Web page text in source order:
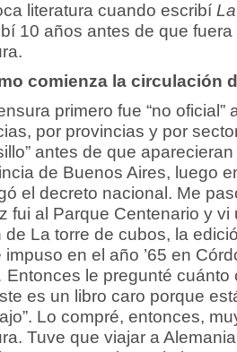
literatura cuando escribí
10 años antes de que
comienza la circulación
primero fue “no oficial”
por provincias y por
antes de que
de Buenos Aires, luego
el decreto nacional. Me
fui al Parque Centenario y vi
de La torre de cubos, la
impuso en el año ’65 en
le pregunté cuánto
es un libro caro porque
Lo compré, entonces,
Tuve que viajar a